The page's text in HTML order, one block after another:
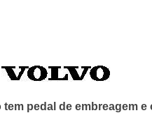
pedal de embreagem